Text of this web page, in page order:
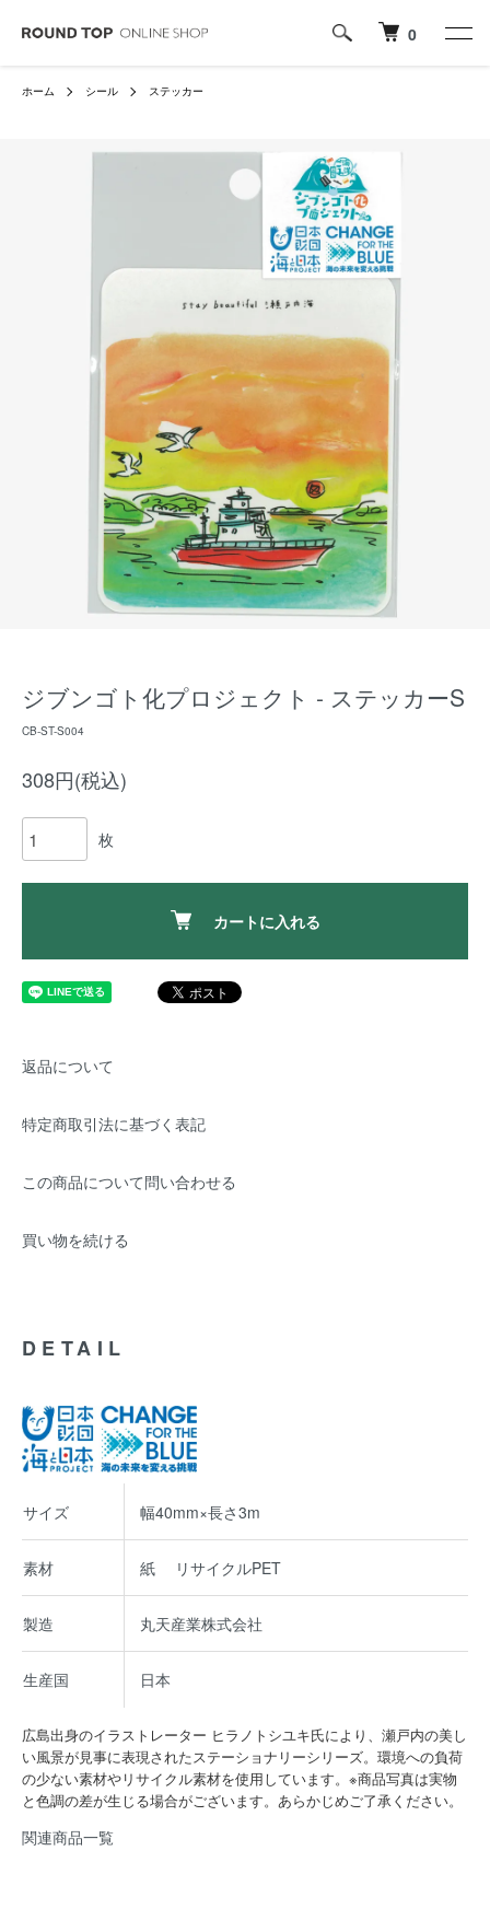
0
ホーム シール ステッカー
ジブンゴト化プロジェクト - ステッカーS
CB-ST-S004
308円(税込)
枚
カートに入れる
返品について
特定商取引法に基づく表記
この商品について問い合わせる
買い物を続ける
DETAIL
サイズ 幅40mm×長さ3m
素材 紙 リサイクルPET
製造 丸天産業株式会社
生産国 日本
広島出身のイラストレーター ヒラノトシユキ氏により、瀬戸内の美し
い風景が見事に表現されたステーショナリーシリーズ。環境への負荷
の少ない素材やリサイクル素材を使用しています。※商品写真は実物
と色調の差が生じる場合がございます。あらかじめご了承ください。
関連商品一覧